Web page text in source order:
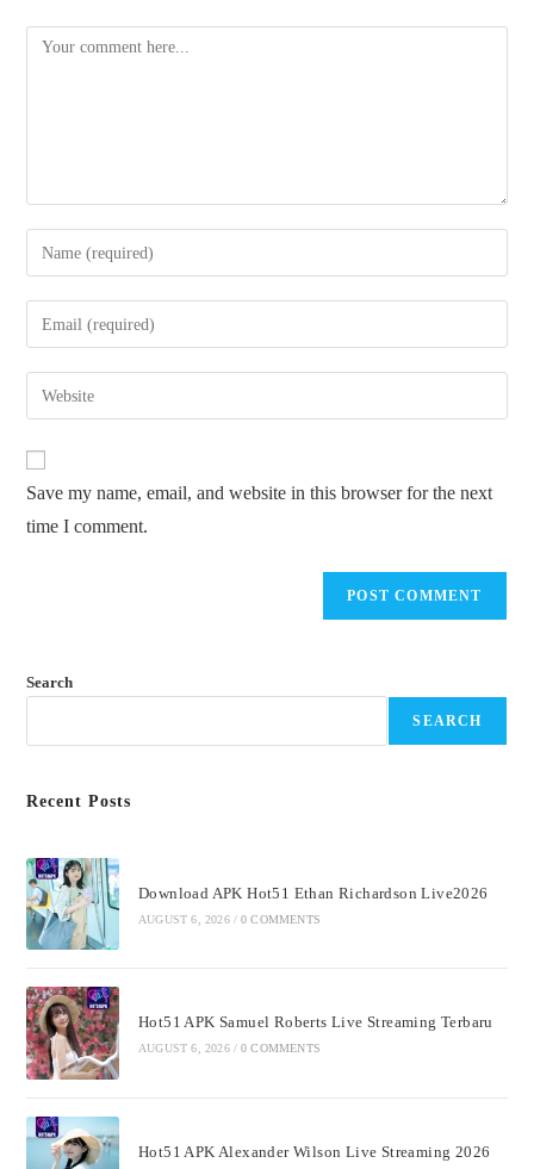
Save my name, email, and website in this browser for the next
time I comment.
Search
SEARCH
Recent Posts
Download APK Hot51 Ethan Richardson Live2026
AUGUST 6, 2026 / 0 COMMENTS
Hot51 APK Samuel Roberts Live Streaming Terbaru
AUGUST 6, 2026 / 0 COMMENTS
Hot51 APK Alexander Wilson Live Streaming 2026